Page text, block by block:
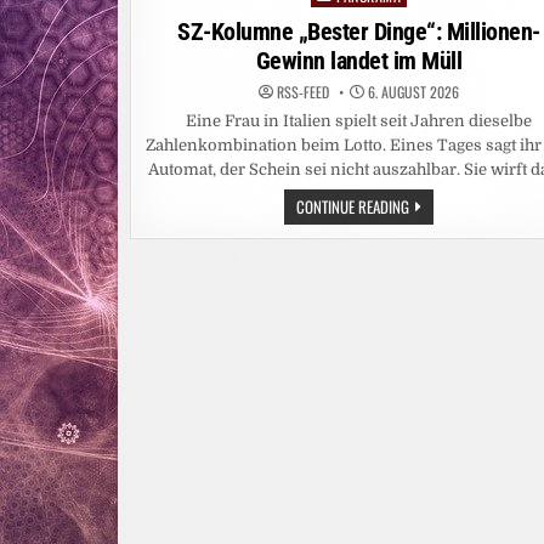
in
SZ-Kolumne „Bester Dinge“: Millionen-
Gewinn landet im Müll
RSS-FEED 6. AUGUST 2026
Eine Frau in Italien spielt seit Jahren dieselbe
Zahlenkombination beim Lotto. Eines Tages sagt
Automat, der Schein sei nicht auszahlbar. Sie wirft
CONTINUE READINGSZ-
KOLUMNE
„BESTER